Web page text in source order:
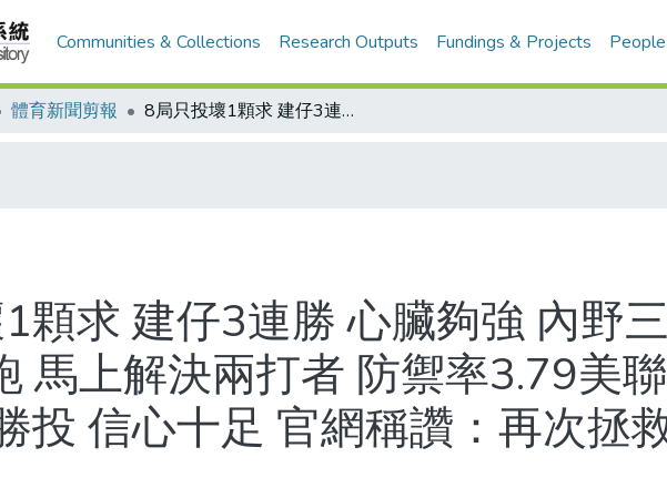
Communities & Collections Research Outputs Fundings & Projects People
體育新聞剪報 8局只投壞1顆求 建仔3連勝 心臟夠強 內野三失誤沒自亂陣腳 8上挨兩分跑 馬上解決兩打者 防禦率3.79美聯隊排17/5月天 建仔4登板3勝投 信心十足 官網稱讚：再次拯救洋基/建仔上看17勝
顆求 建仔3連勝 心臟夠強 內野
馬上解決兩打者 防禦率3.79美
投 信心十足 官網稱讚：再次拯